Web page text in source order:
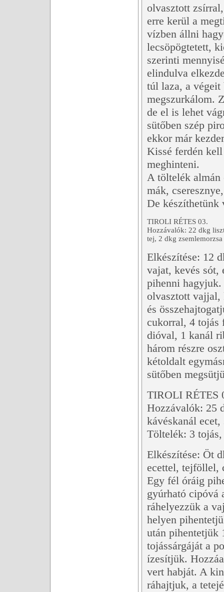
olvasztott
erre kerül a
vízben állni
lecsöpögtetett,
szerinti
elindulva
túl laza, a végeit
megszurkálom.
de el is lehet
sütőben szép
ekkor már
Kissé ferdén
meghinteni.
A töltelék almán
mák,
De készíthetünk
TIROLI RÉTES 03.
Hozzávalók: 22 dkg
tej, 2 dkg zsemlemorzsa
Elkészítése: 12
vajat, kevés sót,
pihenni
olvasztott
és
cukorral, 4 tojás
dióval, 1 kanál
három részre
kétoldalt
sütőben
TIROLI RÉTES
Hozzávalók: 25
kávéskanál
Töltelék: 3
Elkészítése: Öt
ecettel, tejföllel,
Egy fél óráig
gyúrható
ráhelyezzük a
helyen
után pihentetjük
tojássárgáját a
ízesítjük.
vert habját. A
ráhajtjuk, a